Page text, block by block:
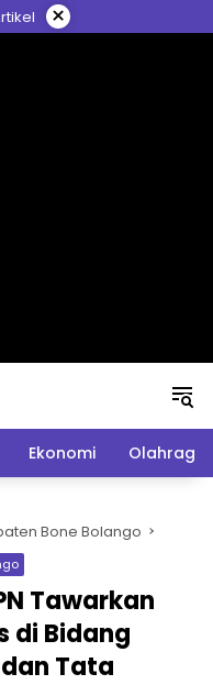
×
Ekonomi Olahraga
Bone Bolango
Tawarkan
di Bidang
Tata